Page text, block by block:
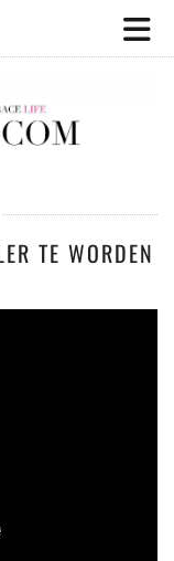
TE WORDEN